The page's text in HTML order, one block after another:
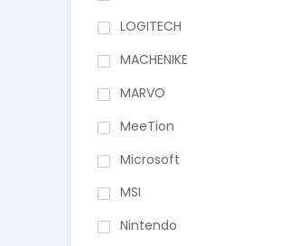
LOGITECH
MACHENIKE
MARVO
MeeTion
Microsoft
MSI
Nintendo